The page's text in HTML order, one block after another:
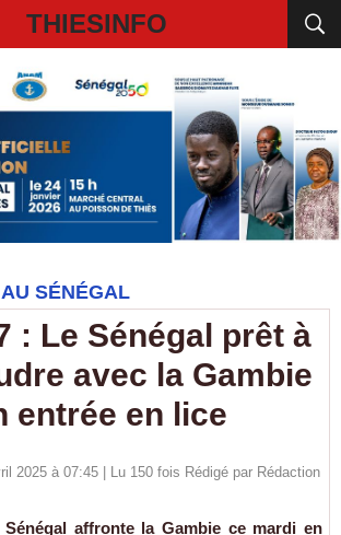
THIESINFO
SÉNÉGAL
: Le Sénégal prêt à
avec la Gambie
entrée en lice
2025 à 07:45 | Lu 150 fois Rédigé par Rédaction
Sénégal affronte la Gambie ce mardi en